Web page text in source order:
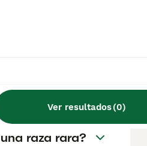
Ver resultados(0)
con orejas
y ojos de color
nebelung?
raza rara?